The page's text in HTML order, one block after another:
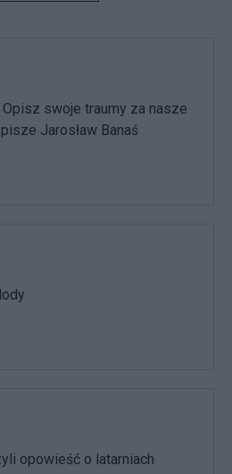
Opisz swoje traumy za nasze
Jarosław Banaś
opowieść o latarniach